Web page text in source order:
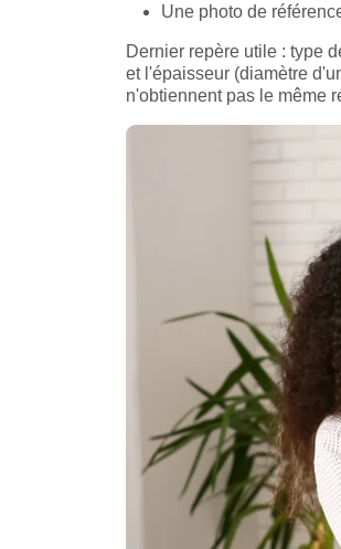
Une photo de
Dernier repère utile : type
et l'épaisseur (diamètre
n'obtiennent pas le même